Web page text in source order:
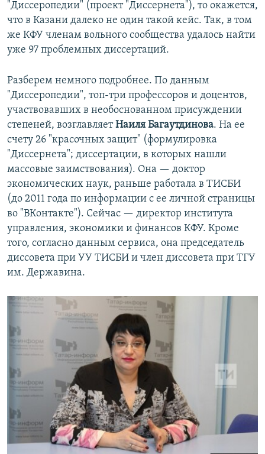
"Диссеропедии" (проект "Диссернета"), то окажется,
что в Казани далеко не один такой кейс. Так, в том
же КФУ членам вольного сообщества удалось найти
уже 97 проблемных диссертаций.
Разберем немного подробнее. По данным
"Диссеропедии", топ-три профессоров и доцентов,
участвовавших в необоснованном присуждении
степеней, возглавляетНаиля Багаутдинова. На ее
счету 26 "красочных защит" (формулировка
"Диссернета"; диссертации, в которых нашли
массовые заимствования). Она — доктор
экономических наук, раньше работала в ТИСБИ
(до 2011 года по информации с ее личной страницы
во "ВКонтакте"). Сейчас — директор института
управления, экономики и финансов КФУ. Кроме
того, согласно данным сервиса, она председатель
диссовета при УУ ТИСБИ и член диссовета при ТГУ
им. Державина.